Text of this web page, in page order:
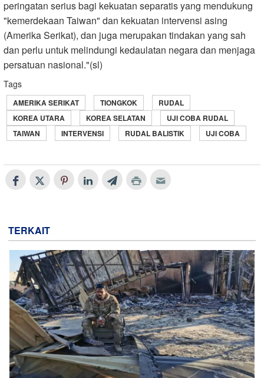
peringatan serius bagi kekuatan separatis yang mendukung
"kemerdekaan Taiwan" dan kekuatan intervensi asing
(Amerika Serikat), dan juga merupakan tindakan yang sah
dan perlu untuk melindungi kedaulatan negara dan menjaga
persatuan nasional."(sl)
Tags
AMERIKA SERIKAT TIONGKOK
RUDAL
KOREA UTARA
KOREA SELATAN
UJI COBA RUDAL
TAIWAN
INTERVENSI RUDAL BALISTIK UJI COBA
TERKAIT